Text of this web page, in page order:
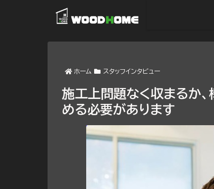
ホーム スタッフインタビュー
施工上問題なく収まるか
める必要があります